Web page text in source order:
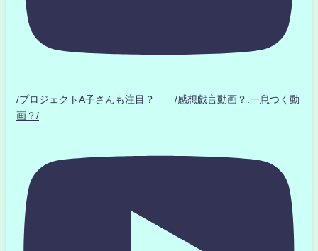
/プロジェクトA子さんも注目？ /感想戯言動画？.一息つく動
画？/